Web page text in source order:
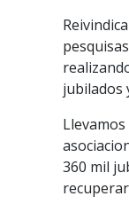
jubilados
360 mil